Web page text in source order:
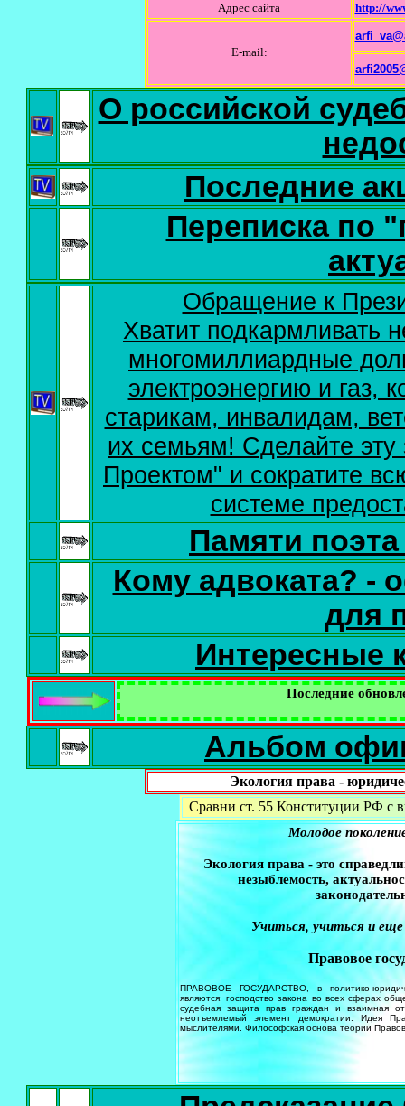
Адрес сайта http://
E-mail:
О российской
Последние
Переписка по
Обращение к
Хватит подкармливать
многомиллиардные
электроэнергию и газ,
старикам, инвалидам,
их семьям! Сделайте
Проектом" и сократите
системе
Памяти
Кому адвоката? -
для
Интересные
Последние
Альбом
Экология права -
Сравни ст. 55 Конституции РФ с
Молодое
Экология права - это
незыблемость,
Учиться, учиться и
Правовое
ПРАВОВОЕ ГОСУДАРСТВО, в политико-
являются: господство закона во всех сферах
судебная защита прав граждан и взаимная
неотъемлемый элемент демократии. Идея
мыслителями. Философская основа теории